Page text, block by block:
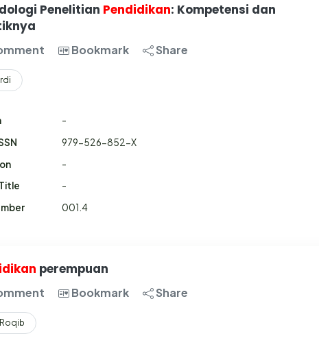
Penelitian Pendidikan: Kompetensi dan
Bookmark Share
-
979-526-852-X
-
-
001.4
perempuan
Bookmark Share